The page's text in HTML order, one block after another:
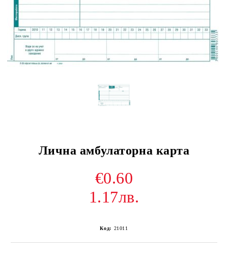
Лична амбулаторна карта
€0.60
1.17лв.
Код: 21011